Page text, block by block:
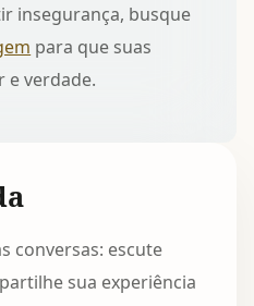
insegurança, busque
para que suas
e verdade.
conversas: escute
sua experiência